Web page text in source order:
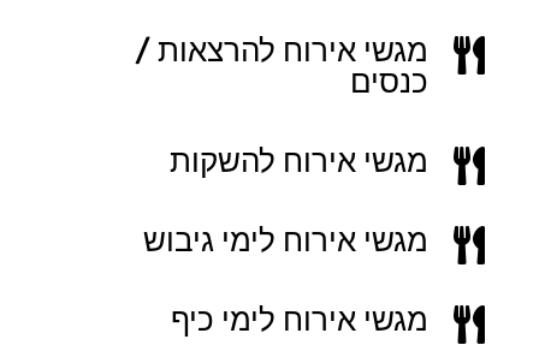

מגשי אירוח להרצאות /
כנסים
 מגשי אירוח להשקות
 מגשי אירוח לימי גיבוש
 מגשי אירוח לימי כיף